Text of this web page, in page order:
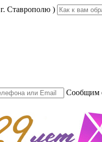
г. Ставрополю )
Сообщим